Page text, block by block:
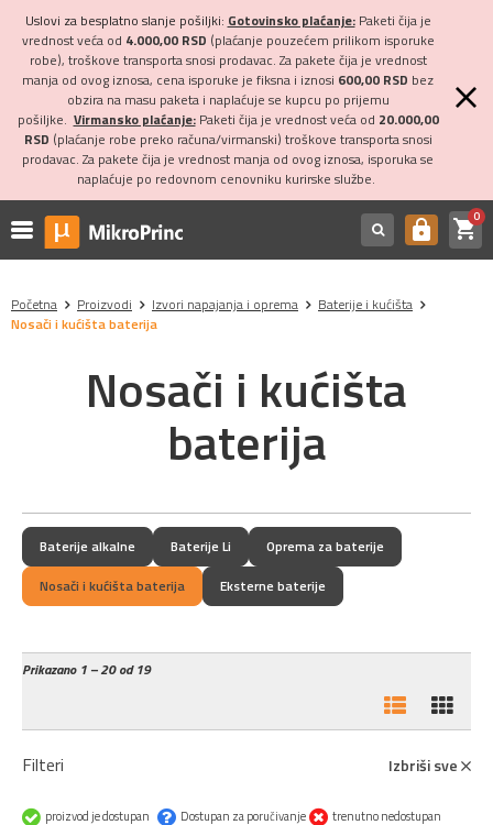
Uslovi za besplatno slanje pošiljki: Gotovinsko plaćanje:Paketi čija je
vrednost veća od 4.000,00 RSD (plaćanje pouzećem prilikom isporuke
robe), troškove transporta snosi prodavac. Za pakete čija je vrednost
manja od ovog iznosa, cena isporuke je fiksna i iznosi 600,00 RSD bez
obzira na masu paketa i naplaćuje se kupcu po prijemu
pošiljke. Virmansko plaćanje:Paketi čija je vrednost veća od 20.000,00
RSD (plaćanje robe preko računa/virmanski) troškove transporta snosi
prodavac. Za pakete čija je vrednost manja od ovog iznosa, isporuka se
naplaćuje po redovnom cenovniku kurirske službe.
https shopping_cart0
Početna Proizvodi Izvori napajanja i oprema
Baterije i kućišta
Nosači i kućišta baterija
Nosači i kućišta
baterija
Baterije alkalne Baterije Li
Oprema za baterije
Nosači i kućišta baterija
Eksterne baterije
Prikazano1 – 20 od 19
Filteri Izbriši sve
proizvod je dostupan Dostupan za poručivanje
trenutno nedostupan